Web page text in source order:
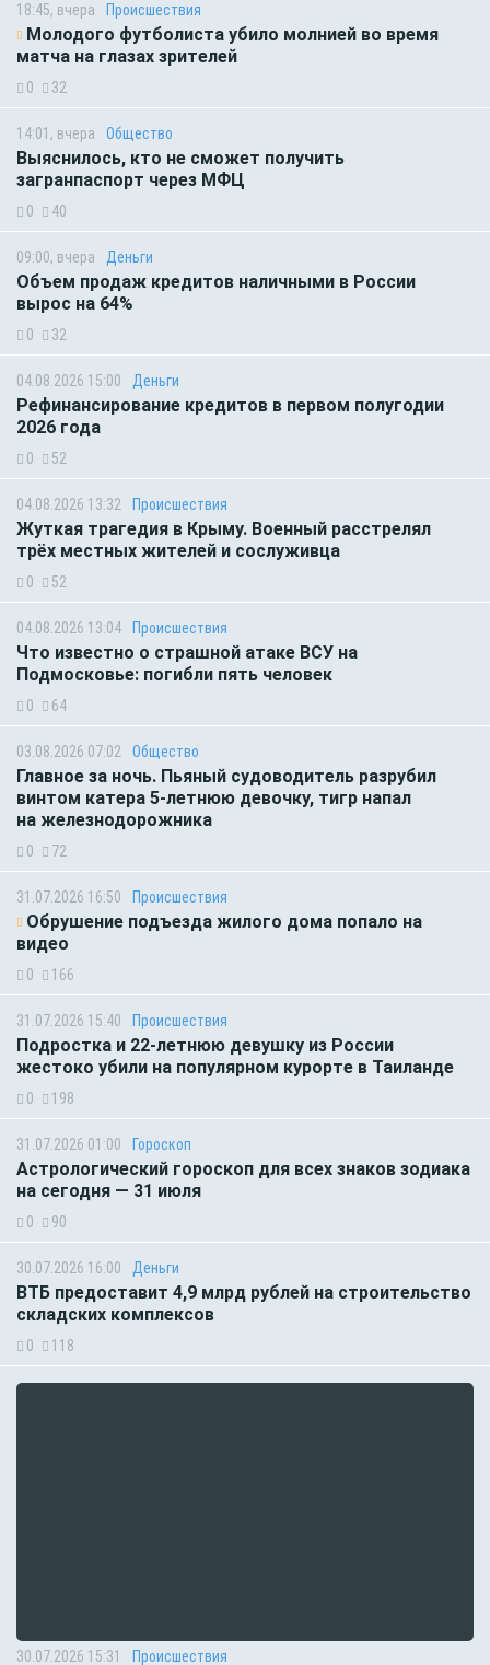
18:45, вчера Происшествия
Молодого футболиста убило молнией во время
матча на глазах зрителей
0 32
14:01, вчера Общество
Выяснилось, кто не сможет получить
загранпаспорт через МФЦ
0 40
09:00, вчера Деньги
Объем продаж кредитов наличными в России
вырос на 64%
0 32
04.08.2026 15:00 Деньги
Рефинансирование кредитов в первом полугодии
2026 года
0 52
04.08.2026 13:32 Происшествия
Жуткая трагедия в Крыму. Военный расстрелял
трёх местных жителей и сослуживца
0 52
04.08.2026 13:04 Происшествия
Что известно о страшной атаке ВСУ на
Подмосковье: погибли пять человек
0 64
03.08.2026 07:02 Общество
Главное за ночь. Пьяный судоводитель разрубил
винтом катера 5-летнюю девочку, тигр напал
на железнодорожника
0 72
31.07.2026 16:50 Происшествия
Обрушение подъезда жилого дома попало на
видео
0 166
31.07.2026 15:40 Происшествия
Подростка и 22-летнюю девушку из России
жестоко убили на популярном курорте в Таиланде
0 198
31.07.2026 01:00 Гороскоп
Астрологический гороскоп для всех знаков зодиака
на сегодня — 31 июля
0 90
30.07.2026 16:00 Деньги
ВТБ предоставит 4,9 млрд рублей на строительство
складских комплексов
0 118
30.07.2026 15:31 Происшествия